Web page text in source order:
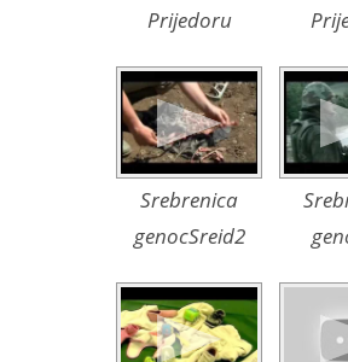
Prijedoru
Srebrenica
genocSreid2